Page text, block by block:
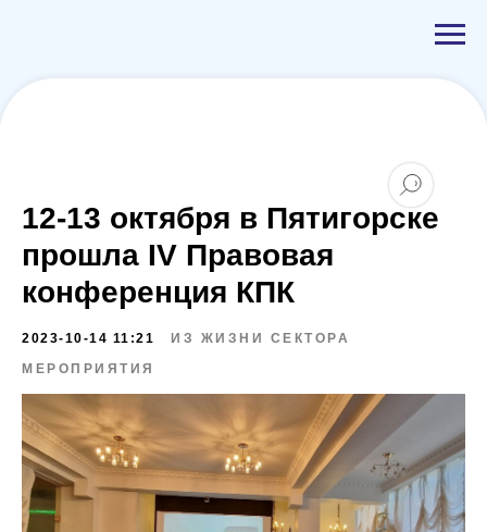
12-13 октября в Пятигорске
прошла IV Правовая
конференция КПК
2023-10-14 11:21
ИЗ ЖИЗНИ СЕКТОРА
МЕРОПРИЯТИЯ